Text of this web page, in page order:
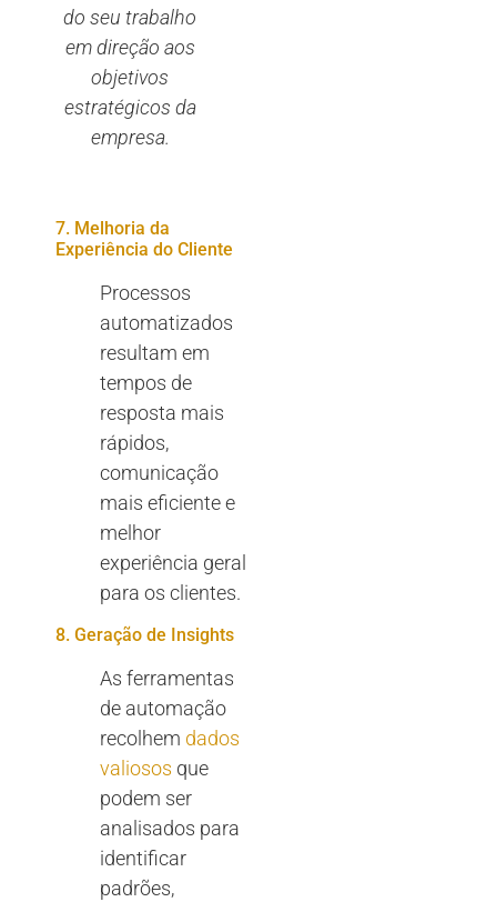
do seu trabalho
em direção aos
objetivos
estratégicos da
empresa.
7. Melhoria da
Experiência do Cliente
Processos
automatizados
resultam em
tempos de
resposta mais
rápidos,
comunicação
mais eficiente e
melhor
experiência geral
para os clientes.
8. Geração de Insights
As ferramentas
de automação
recolhem dados
valiosos que
podem ser
analisados para
identificar
padrões,